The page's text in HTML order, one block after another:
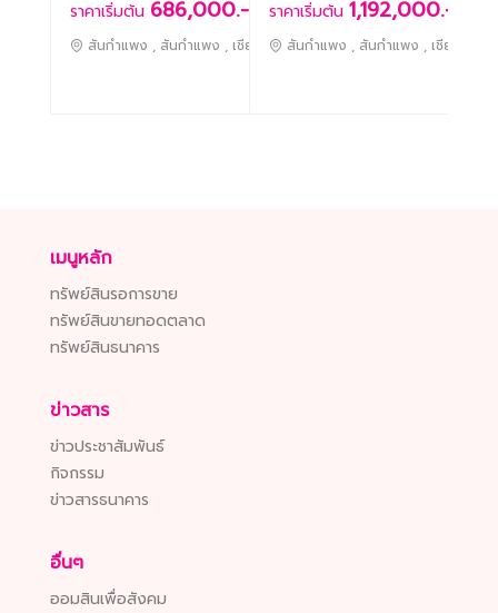
ราคาเริ่มต้น 686,000.-
สันกำแพง , สันกำแพง , เชียงใหม่
ราคาเริ่มต้น 1,192,000.-
สันกำแพง , สันกำแพง , เชียงใหม่
เมนูหลัก
ทรัพย์สินรอการขาย
ทรัพย์สินขายทอดตลาด
ทรัพย์สินธนาคาร
ข่าวสาร
ข่าวประชาสัมพันธ์
กิจกรรม
ข่าวสารธนาคาร
อื่นๆ
ออมสินเพื่อสังคม